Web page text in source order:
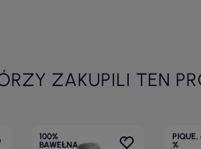
ZAKUPILI TEN
100%
BAWEŁNA
PIQUE,
%